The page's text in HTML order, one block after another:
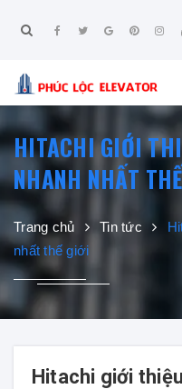
HITACHI GIỚI
NHANH NHẤT
Trang chủ Tin tức
nhất thế giới
Hitachi giới